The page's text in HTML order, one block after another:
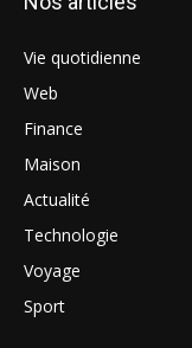
Vie quotidienne
Web
Finance
Maison
Actualité
Technologie
Voyage
Sport